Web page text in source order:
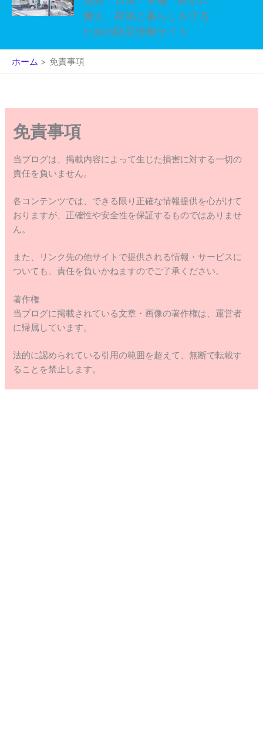
備え、家族と暮らしを守る
ための防災情報サイト
ホーム 免責事項
免責事項
当ブログは、掲載内容によって生じた損害に対する一切の
責任を負いません。
各コンテンツでは、できる限り正確な情報提供を心がけて
おりますが、正確性や安全性を保証するものではありませ
ん。
また、リンク先の他サイトで提供される情報・サービスに
ついても、責任を負いかねますのでご了承ください。
著作権
当ブログに掲載されている文章・画像の著作権は、運営者
に帰属しています。
法的に認められている引用の範囲を超えて、無断で転載す
ることを禁止します。